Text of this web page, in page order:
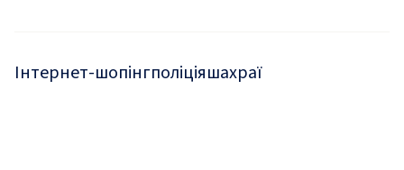
Інтернет-шопінгполіціяшахраї